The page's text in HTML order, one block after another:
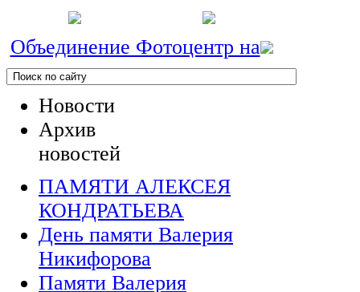
Объединение Фотоцентр на
Новости
Архив
новостей
ПАМЯТИ АЛЕКСЕЯ
КОНДРАТЬЕВА
День памяти Валерия
Никифорова
Памяти Валерия